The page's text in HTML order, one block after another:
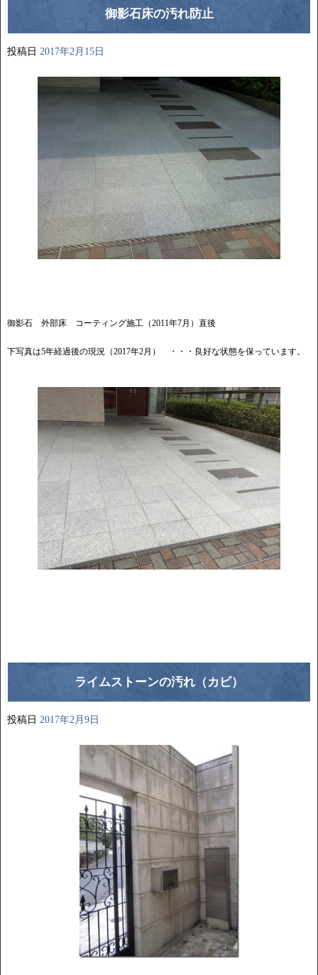
御影石床の汚れ防止
投稿日 2017年2月15日
御影石 外部床 コーティング施工（2011年7月）直後
下写真は5年経過後の現況（2017年2月） ・・・良好な状態を保っています。
ライムストーンの汚れ（カビ）
投稿日 2017年2月9日